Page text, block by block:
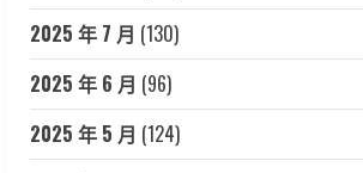
2025 年 7 月 (130)
2025 年 6 月 (96)
2025 年 5 月 (124)